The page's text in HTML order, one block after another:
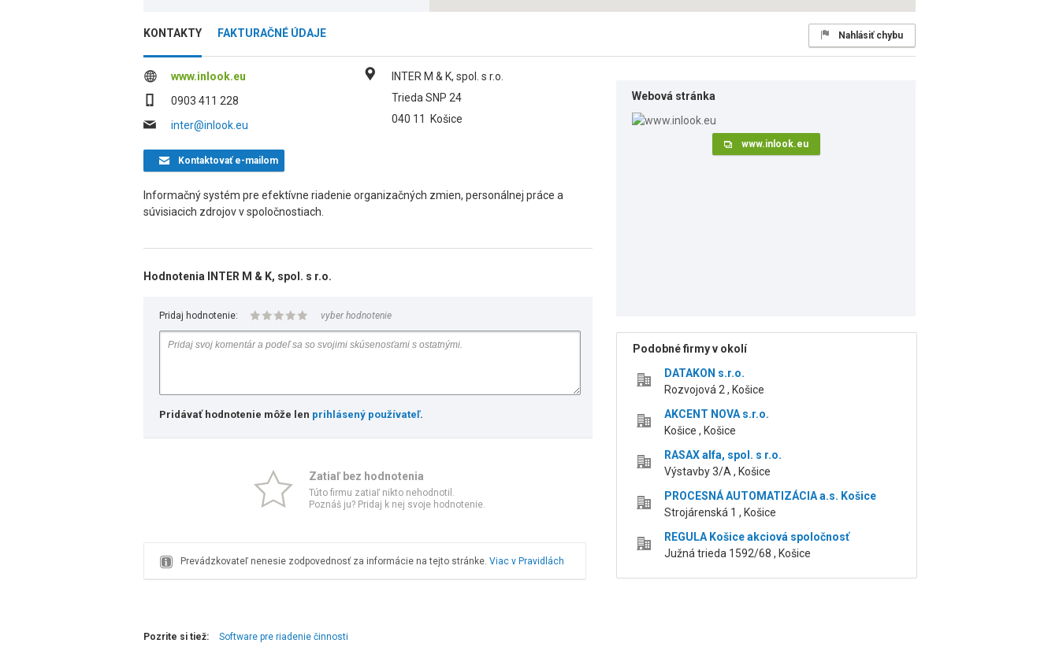
KONTAKTY FAKTURAČNÉ ÚDAJE Nahlásiť chybu
www.inlook.eu
0903 411 228
inter@inlook.eu
INTER M & K, spol. s r.o.
Trieda SNP 24
040 11
Košice
Kontaktovaťe-mailom
Informačný systém pre efektívne riadenie organizačných zmien, personálnej práce a
súvisiacich zdrojov v spoločnostiach.
Hodnotenia INTER M & K, spol. s r.o.
Pridaj hodnotenie: vyber hodnotenie
Pridávať hodnotenie môže len prihlásený používateľ.
Zatiaľ bez hodnotenia
Túto firmu zatiaľ nikto nehodnotil.
Poznáš ju? Pridaj k nej svoje hodnotenie.
Prevádzkovateľ nenesie zodpovednosť za informácie na tejto stránke. Viac v Pravidlách
Webová stránka
www.inlook.eu
Podobné firmy v okolí
DATAKON s.r.o.
Rozvojová 2 , Košice
AKCENT NOVA s.r.o.
Košice , Košice
RASAX alfa, spol. s r.o.
Výstavby 3/A , Košice
PROCESNÁ AUTOMATIZÁCIA a.s. Košice
Strojárenská 1 , Košice
REGULA Košice akciová spoločnosť
Južná trieda 1592/68 , Košice
Pozrite si tiež: Software pre riadenie činnosti